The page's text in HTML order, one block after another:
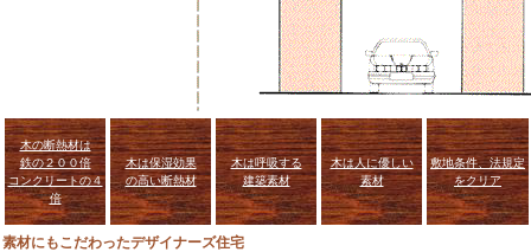
木の断熱材は
鉄の２００倍
コンクリートの４
倍
木は保湿効果
の高い断熱材
木は呼吸する
建築素材
木は人に優しい
素材
敷地条件、法規定
をクリア
素材にもこだわったデザイナーズ住宅